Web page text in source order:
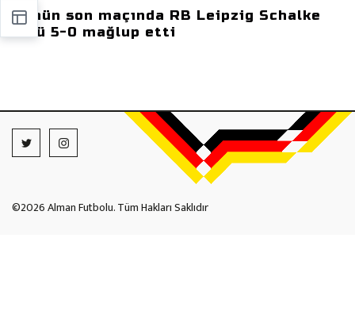
Günün son maçında RB Leipzig Schalke
04'ü 5-0 mağlup etti
©2026 Alman Futbolu. Tüm Hakları Saklıdır